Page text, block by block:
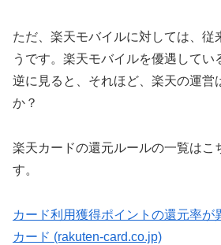
ただ、楽天モバイルに対しては、従
うです。楽天モバイルを優遇してい
逆に見ると、それほど、楽天の運営
か？
楽天カードの還元ルールの一覧はこ
す。
カード利用獲得ポイントの還元率が
カード (rakuten-card.co.jp)